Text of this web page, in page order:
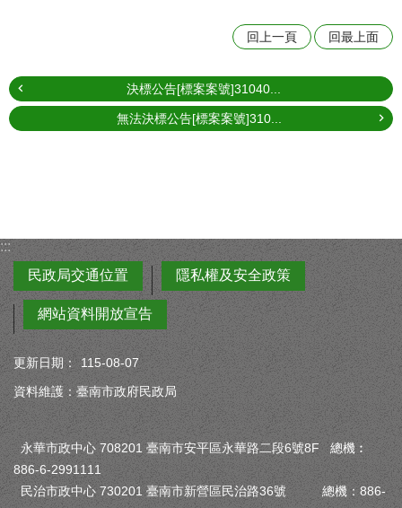
回上一頁 回最上面
決標公告[標案案號]31040...
無法決標公告[標案案號]310...
:::
民政局交通位置
隱私權及安全政策
網站資料開放宣告
更新日期：
115-08-07
資料維護：臺南市政府民政局
永華市政中心 708201 臺南市安平區永華路二段6號8F 總機︰
886-6-2991111
民治市政中心 730201 臺南市新營區民治路36號 總機：886-